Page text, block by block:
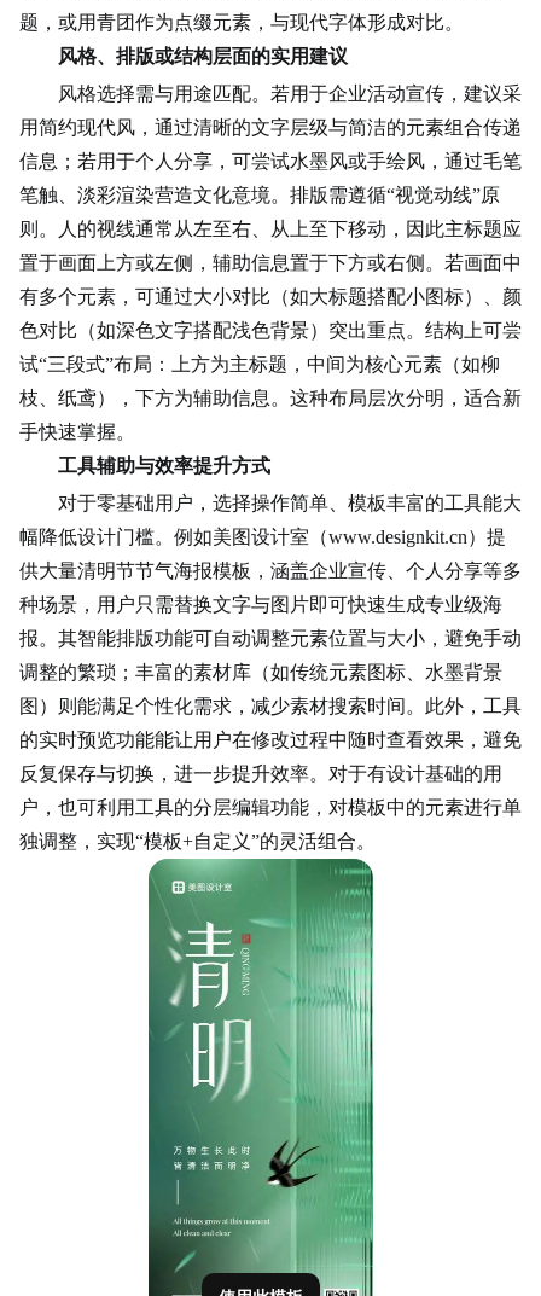
题，或用青团作为点缀元素，与现代字体形成对比。
风格、排版或结构层面的实用建议
风格选择需与用途匹配。若用于企业活动宣传，建议采
用简约现代风，通过清晰的文字层级与简洁的元素组合传递
信息；若用于个人分享，可尝试水墨风或手绘风，通过毛笔
笔触、淡彩渲染营造文化意境。排版需遵循“视觉动线”原
则。人的视线通常从左至右、从上至下移动，因此主标题应
置于画面上方或左侧，辅助信息置于下方或右侧。若画面中
有多个元素，可通过大小对比（如大标题搭配小图标）、颜
色对比（如深色文字搭配浅色背景）突出重点。结构上可尝
试“三段式”布局：上方为主标题，中间为核心元素（如柳
枝、纸鸢），下方为辅助信息。这种布局层次分明，适合新
手快速掌握。
工具辅助与效率提升方式
对于零基础用户，选择操作简单、模板丰富的工具能大
幅降低设计门槛。例如美图设计室（www.designkit.cn）提
供大量清明节节气海报模板，涵盖企业宣传、个人分享等多
种场景，用户只需替换文字与图片即可快速生成专业级海
报。其智能排版功能可自动调整元素位置与大小，避免手动
调整的繁琐；丰富的素材库（如传统元素图标、水墨背景
图）则能满足个性化需求，减少素材搜索时间。此外，工具
的实时预览功能能让用户在修改过程中随时查看效果，避免
反复保存与切换，进一步提升效率。对于有设计基础的用
户，也可利用工具的分层编辑功能，对模板中的元素进行单
独调整，实现“模板+自定义”的灵活组合。